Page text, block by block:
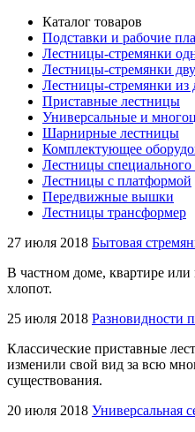
Каталог товаров
Подставки и рабочие
Лестницы-стремянки
Лестницы-стремянки
Лестницы-стремянки из
Приставные лестницы
Универсальные и
Шарнирные лестницы
Комплектующее
Лестницы
Лестницы с платформой
Передвижные вышки
Лестницы трансформер
27 июля 2018 Бытовая
В частном доме, квартире или
хлопот.
25 июля 2018 Разновидности
Классические приставные
изменили свой вид за всю
существования.
20 июля 2018 Универсальная